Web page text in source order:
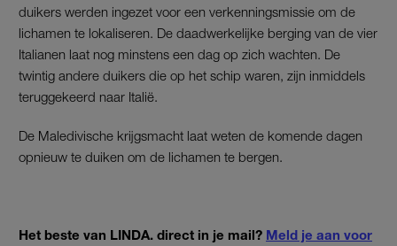
duikers werden ingezet voor een verkenningsmissie om de
lichamen te lokaliseren. De daadwerkelijke berging van de vier
Italianen laat nog minstens een dag op zich wachten. De
twintig andere duikers die op het schip waren, zijn inmiddels
teruggekeerd naar Italië.
De Maledivische krijgsmacht laat weten de komende dagen
opnieuw te duiken om de lichamen te bergen.
Het beste van LINDA. direct in je mail? Meld je aan voor